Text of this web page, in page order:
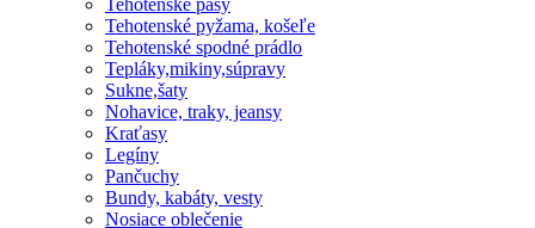
Tehotenské pyžama, košeľe
Tehotenské spodné prádlo
Tepláky,mikiny,súpravy
Sukne,šaty
Nohavice, traky, jeansy
Kraťasy
Legíny
Pančuchy
Bundy, kabáty, vesty
Nosiace oblečenie